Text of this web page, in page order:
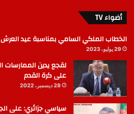
أضواء TV
الخطاب الملكي السامي بمناسبة عيد العرش
29 يوليو، 2023
لقجع يدين
على كرة القدم
28 ديسمبر، 2022
سياسي جزائري: على